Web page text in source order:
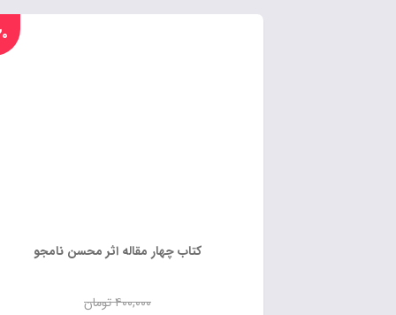
کتاب چهار مقاله اثر محسن نامجو
تومان